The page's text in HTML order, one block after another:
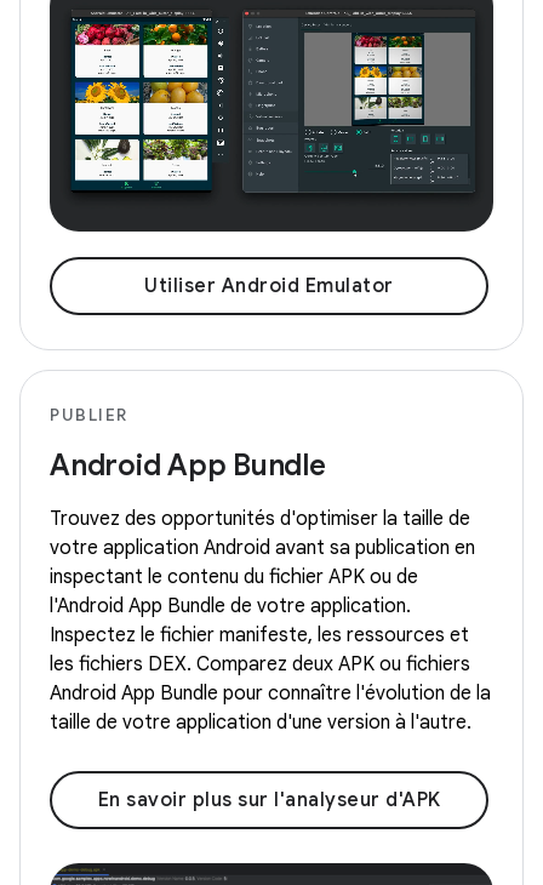
Utiliser Android Emulator
PUBLIER
Android App Bundle
Trouvez des opportunités d'optimiser la taille de
votre application Android avant sa publication en
inspectant le contenu du fichier APK ou de
l'Android App Bundle de votre application.
Inspectez le fichier manifeste, les ressources et
les fichiers DEX. Comparez deux APK ou fichiers
Android App Bundle pour connaître l'évolution de la
taille de votre application d'une version à l'autre.
En savoir plus sur l'analyseur d'APK